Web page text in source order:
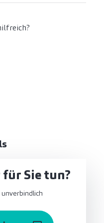
Sie tun?
unverbindlich